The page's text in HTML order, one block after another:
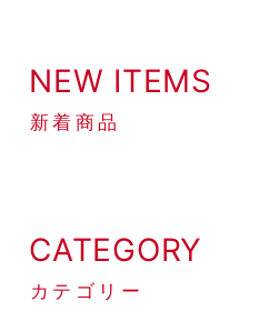
NEW ITEMS
新着商品
CATEGORY
カテゴリー